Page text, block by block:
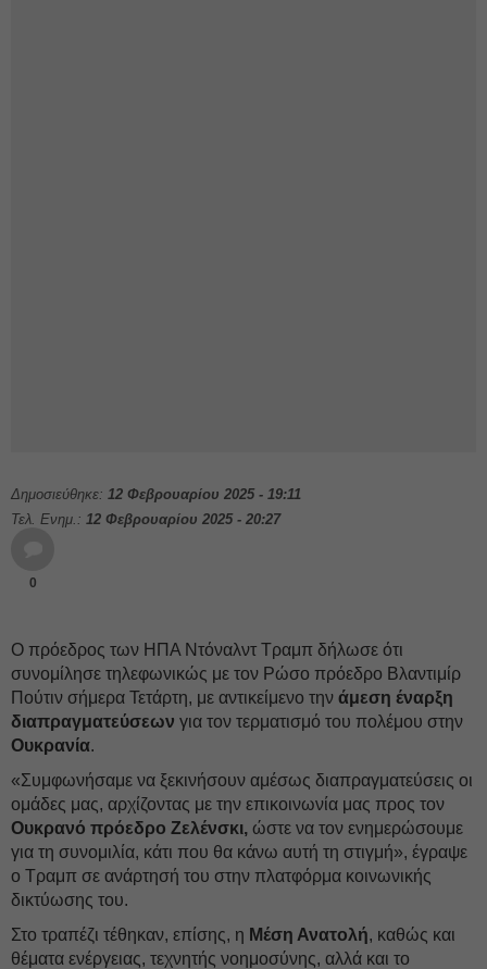
Δημοσιεύθηκε: 12 Φεβρουαρίου 2025 - 19:11
Τελ. Ενημ.: 12 Φεβρουαρίου 2025 - 20:27
0
Ο πρόεδρος των ΗΠΑ Ντόναλντ Τραμπ δήλωσε ότι
συνομίλησε τηλεφωνικώς με τον Ρώσο πρόεδρο Βλαντιμίρ
Πούτιν σήμερα Τετάρτη, με αντικείμενο την άμεση έναρξη
διαπραγματεύσεων για τον τερματισμό του πολέμου στην
Ουκρανία.
«Συμφωνήσαμε να ξεκινήσουν αμέσως διαπραγματεύσεις οι
ομάδες μας, αρχίζοντας με την επικοινωνία μας προς τον
Ουκρανό πρόεδρο Ζελένσκι, ώστε να τον ενημερώσουμε
για τη συνομιλία, κάτι που θα κάνω αυτή τη στιγμή», έγραψε
ο Τραμπ σε ανάρτησή του στην πλατφόρμα κοινωνικής
δικτύωσης του.
Στο τραπέζι τέθηκαν, επίσης, η Μέση Ανατολή, καθώς και
θέματα ενέργειας, τεχνητής νοημοσύνης, αλλά και το